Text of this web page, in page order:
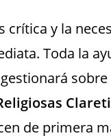
crítica y la
Toda la
de primera